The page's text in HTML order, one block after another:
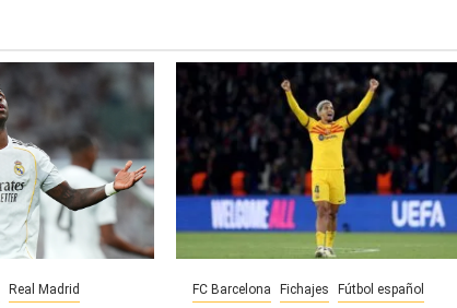
Real Madrid FC Barcelona Fichajes
Fútbol español